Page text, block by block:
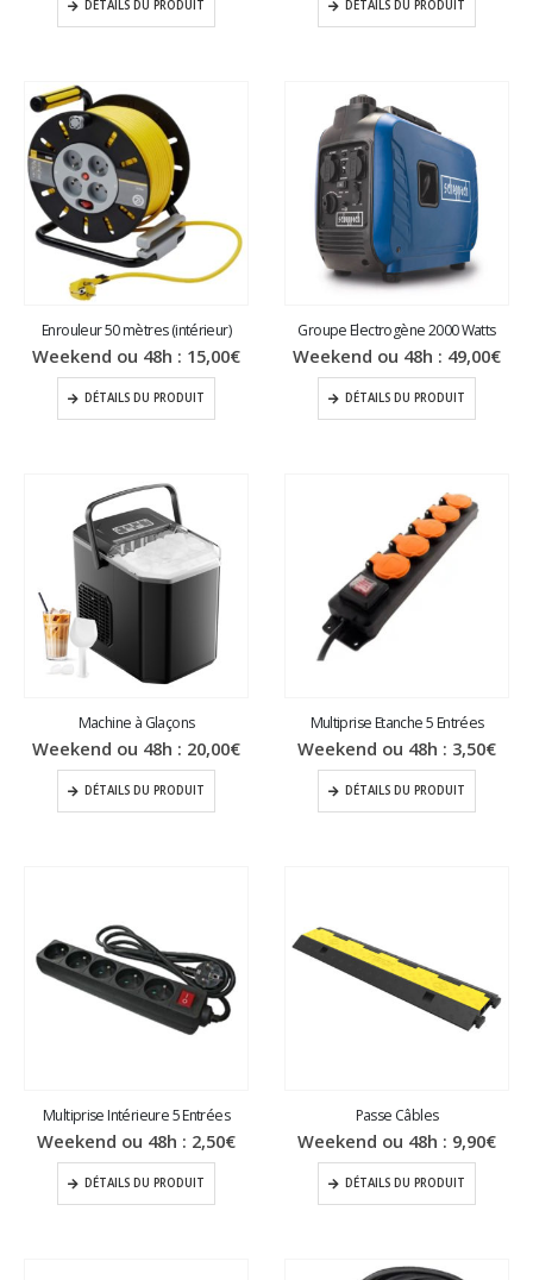
DÉTAILS DU PRODUIT DÉTAILS DU PRODUIT
Enrouleur 50 mètres (intérieur)
Weekend ou 48h : 15,00€
DÉTAILS DU PRODUIT
Groupe Electrogène 2000 Watts
Weekend ou 48h : 49,00€
DÉTAILS DU PRODUIT
Machine à Glaçons
Weekend ou 48h : 20,00€
DÉTAILS DU PRODUIT
Multiprise Etanche 5 Entrées
Weekend ou 48h : 3,50€
DÉTAILS DU PRODUIT
Multiprise Intérieure 5 Entrées
Weekend ou 48h : 2,50€
DÉTAILS DU PRODUIT
Passe Câbles
Weekend ou 48h : 9,90€
DÉTAILS DU PRODUIT